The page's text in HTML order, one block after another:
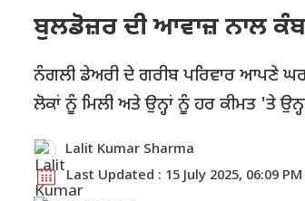
ਬੁਲਡੋਜ਼ਰ ਦੀ ਆਵਾਜ਼ ਨਾਲ
ਨੰਗਲੀ ਡੇਅਰੀ ਦੇ ਗਰੀਬ ਪਰਿਵਾਰ ਆਪਣੇ
ਲੋਕਾਂ ਨੂੰ ਮਿਲੀ ਅਤੇ ਉਨ੍ਹਾਂ ਨੂੰ ਹਰ ਕੀਮਤ 'ਤੇ
Lalit Kumar Sharma
Last Updated : 15 July 2025, 06:09